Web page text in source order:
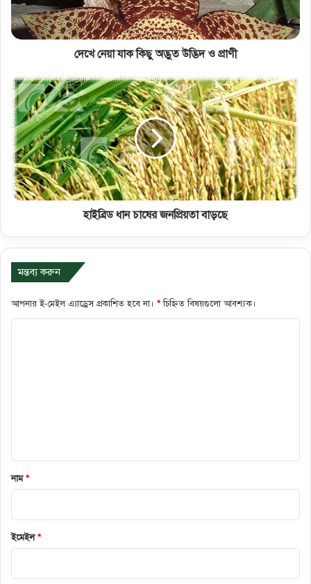
দেখে নেয়া যাক কিছু অদ্ভুত উদ্ভিদ ও প্রাণী
হাইব্রিড ধান চাষের জনপ্রিয়তা বাড়ছে
মন্তব্য করুন
আপনার ই-মেইল এ্যাড্রেস প্রকাশিত হবে না। *চিহ্নিত বিষয়গুলো আবশ্যক।
নাম*
ইমেইল*